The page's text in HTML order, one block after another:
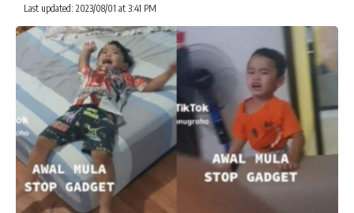
Last updated: 2023/08/01 at 3:41 PM